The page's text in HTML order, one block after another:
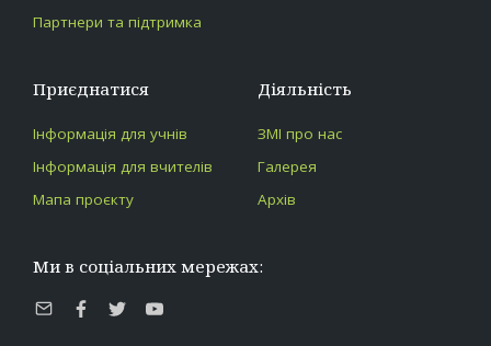
Партнери та підтримка
Приєднатися
Інформація для учнів
Інформація для вчителів
Мапа проєкту
Діяльність
ЗМІ про нас
Галерея
Архів
Ми в соціальних мережах:
E-
Facebook
TwitterYoutube